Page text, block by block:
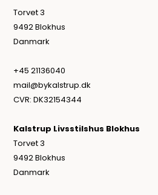
Torvet 3
9492 Blokhus
Danmark
+45 21136040
mail@bykalstrup.dk
CVR: DK32154344
Kalstrup Livsstilshus Blokhus
Torvet 3
9492 Blokhus
Danmark